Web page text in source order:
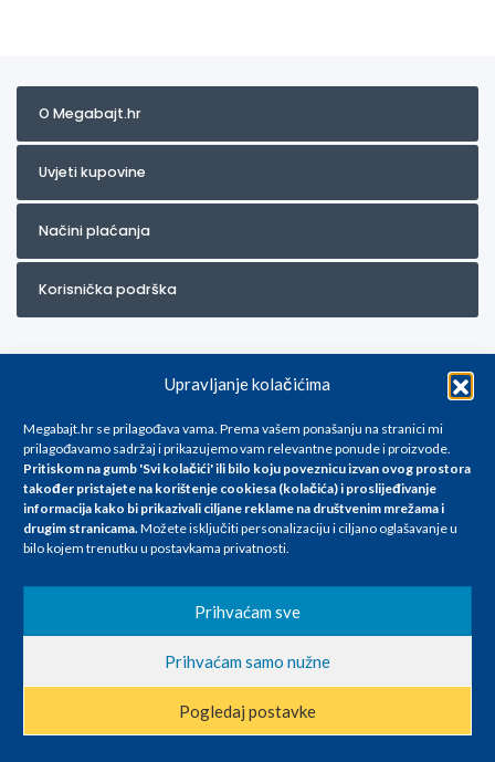
Upravljanje kolačićima
Megabajt.hr se prilagođava vama. Prema vašem ponašanju na stranici mi
prilagođavamo sadržaj i prikazujemo vam relevantne ponude i proizvode.
Pritiskom na gumb 'Svi kolačići' ili bilo koju poveznicu izvan ovog prostora
također pristajete na korištenje cookiesa (kolačića) i proslijeđivanje
informacija kako bi prikazivali ciljane reklame na društvenim mrežama i
drugim stranicama.Možete isključiti personalizaciju i ciljano oglašavanje u
bilo kojem trenutku u postavkama privatnosti.
Prihvaćam sve
Prihvaćam samo nužne
Pogledaj postavke
O Megabajt.hr
Uvjeti kupovine
Načini plaćanja
Korisnička podrška
Za artikle kojih trenutno nema u ponudi obratite nam se na
info@megabajt.hr. Sve cijene su informativnog karaktera i podložne su
promjenama, a
iskazane su za avansno plaćanje(gotovina) u Eurima i uključuju PDV. Sve
se razlikovati od cijena u našim poslovnicama. Trudimo se dati što bolji
i točniji opis i sliku. Unatoč tome, ne možemo garantirati da su svi
nastale u opisu proizvoda, greške prilikom štampanja te promjene
cijena.